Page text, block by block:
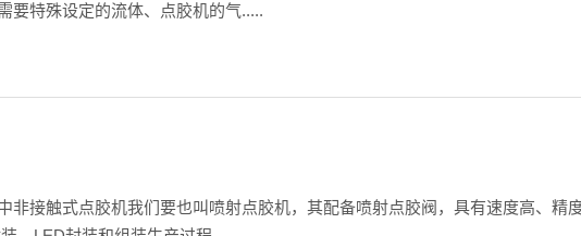
要特殊设定的流体、点胶机的气.....
接触式点胶机我们要也叫喷射点胶机，其配备喷射点胶阀，具有速度高、精